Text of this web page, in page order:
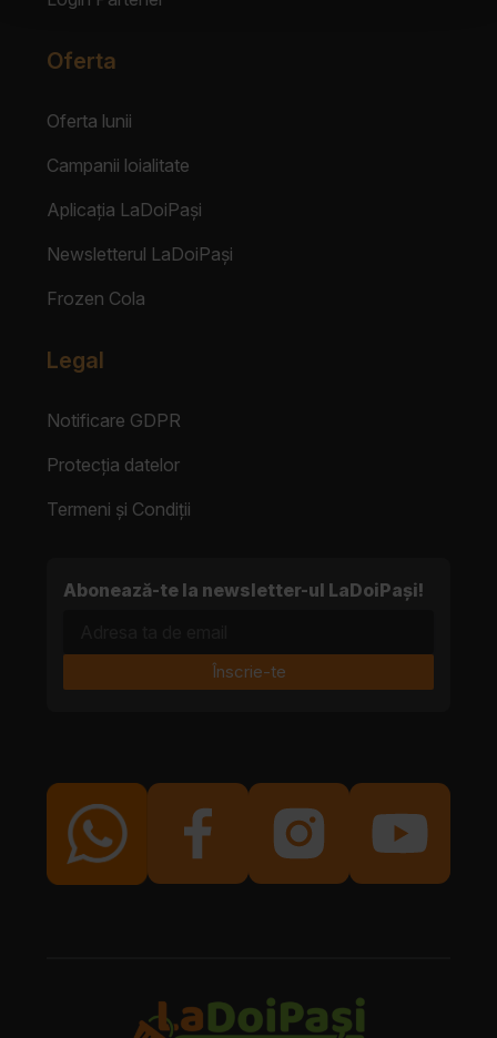
Oferta
Oferta lunii
Campanii loialitate
Aplicația LaDoiPași
Newsletterul LaDoiPași
Frozen Cola
Legal
Notificare GDPR
Protecția datelor
Termeni și Condiții
Abonează-te la newsletter-ul LaDoiPași!
Înscrie-te